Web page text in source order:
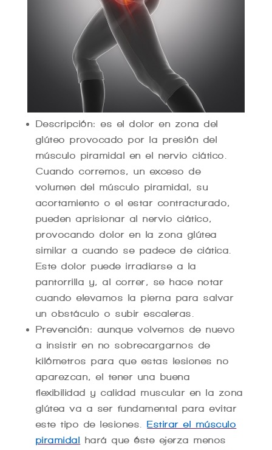
Descripción: es el dolor en zona del
glúteo provocado por la presión del
músculo piramidal en el nervio ciático.
Cuando corremos, un exceso de
volumen del músculo piramidal, su
acortamiento o el estar contracturado,
pueden aprisionar al nervio ciático,
provocando dolor en la zona glútea
similar a cuando se padece de ciática.
Este dolor puede irradiarse a la
pantorrilla y, al correr, se hace notar
cuando elevamos la pierna para salvar
un obstáculo o subir escaleras.
Prevención: aunque volvemos de nuevo
a insistir en no sobrecargarnos de
kilómetros para que estas lesiones no
aparezcan, el tener una buena
flexibilidad y calidad muscular en la zona
glútea va a ser fundamental para evitar
este tipo de lesiones.Estirar el músculo
piramidal hará que éste ejerza menos